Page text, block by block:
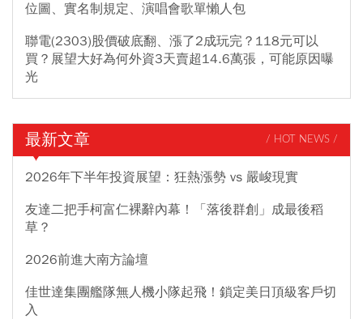
位圖、實名制規定、演唱會歌單懶人包
聯電(2303)股價破底翻、漲了2成玩完？118元可以
買？展望大好為何外資3天賣超14.6萬張，可能原因曝
光
最新文章 / HOT NEWS /
2026年下半年投資展望：狂熱漲勢 vs 嚴峻現實
友達二把手柯富仁裸辭內幕！「落後群創」成最後稻
草？
2026前進大南方論壇
佳世達集團艦隊無人機小隊起飛！鎖定美日頂級客戶切
入